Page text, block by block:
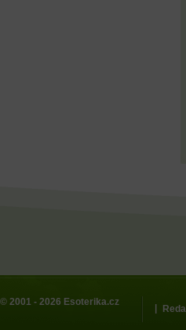
© 2001 - 2026 Esoterika.cz
|